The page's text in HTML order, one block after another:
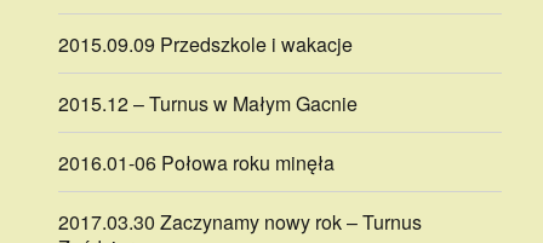
2015.09.09 Przedszkole i wakacje
2015.12 – Turnus w Małym Gacnie
2016.01-06 Połowa roku minęła
2017.03.30 Zaczynamy nowy rok – Turnus